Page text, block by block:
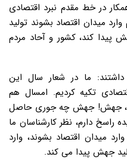
در خط مقدم نبرد اقتصادی
میدان اقتصاد بشوند تولید
پیدا کند، کشور و آحاد مردم
ما در شعار سال این
تکیه کردیم. امسال هم
جهش! جهش چه جوری حاصل
راسخ دارم، نظر کارشناسان ما
میدان اقتصاد بشوند، وارد
جهش پیدا می کند.